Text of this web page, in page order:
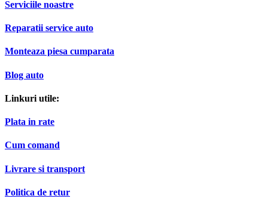
Serviciile noastre
Reparatii service auto
Monteaza piesa cumparata
Blog auto
Linkuri utile:
Plata in rate
Cum comand
Livrare si transport
Politica de retur